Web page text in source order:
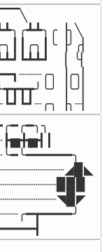
▕  ╰▏